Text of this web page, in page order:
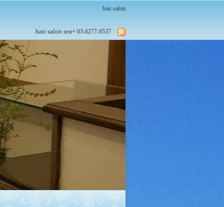
hair salon
hair salon sea+ 03-6277-9537